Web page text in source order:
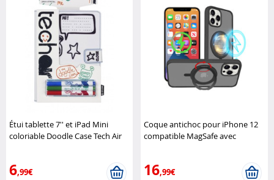
Étui tablette 7'' et iPad Mini
coloriable Doodle Case Tech Air
6,99€
Coque antichoc pour iPhone 12
compatible MagSafe avec
16,99€